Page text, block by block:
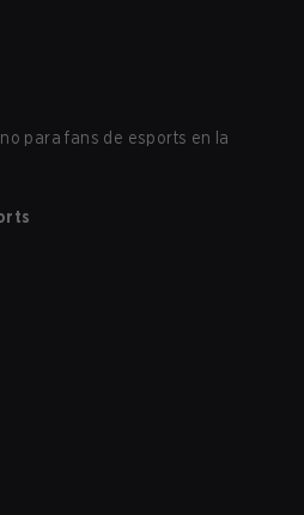
para fans de esports en la